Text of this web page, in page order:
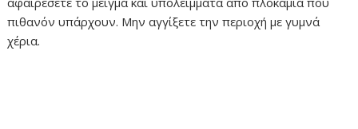
πιθανόν υπάρχουν. Μην αγγίξετε την περιοχή με γυμνά
χέρια.